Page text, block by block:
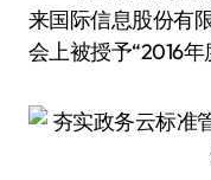
来国际信息股份有
会上被授予“2016年